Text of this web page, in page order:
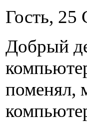
Гость, 25
Добрый
поменял,